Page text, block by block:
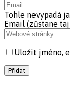
Tohle nevypadá
Email (zůstane
Uložit jméno,